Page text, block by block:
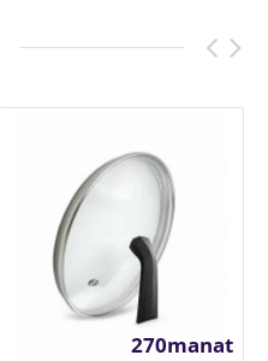
270manat